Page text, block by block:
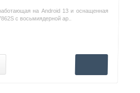
на Android 13 и оснащенная
с восьмиядерной ар..